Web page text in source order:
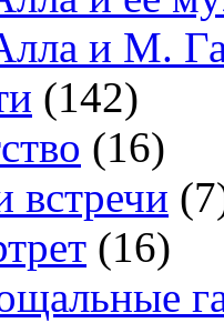
и М.
(142)
(16)
встречи
(16)